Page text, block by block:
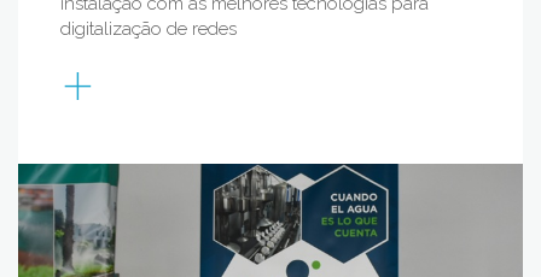
digitalização de redes
+